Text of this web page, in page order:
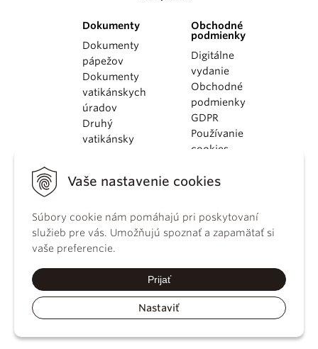
Vaše nastavenie cookies
Súbory cookie nám pomáhajú pri poskytovaní
služieb pre vás. Umožňujú spoznať a zapamätať si
vaše preferencie.
Prijať
Nastaviť
Dokumenty
Dokumenty
pápežov
Dokumenty
vatikánskych
úradov
Druhý
vatikánsky
KBS
kánonického
práva
Katechizmus
Obchodné
podmienky
Digitálne
vydanie
Obchodné
podmienky
GDPR
Používanie
cookies